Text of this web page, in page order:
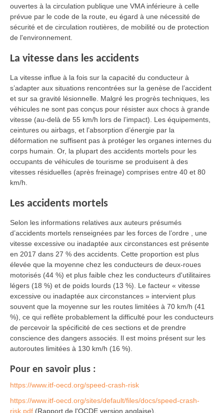
ouvertes à la circulation publique une VMA inférieure à celle
prévue par le code de la route, eu égard à une nécessité de
sécurité et de circulation routières, de mobilité ou de protection
de l'environnement.
La vitesse dans les accidents
La vitesse influe à la fois sur la capacité du conducteur à
s’adapter aux situations rencontrées sur la genèse de l’accident
et sur sa gravité lésionnelle. Malgré les progrès techniques, les
véhicules ne sont pas conçus pour résister aux chocs à grande
vitesse (au-delà de 55 km/h lors de l’impact). Les équipements,
ceintures ou airbags, et l’absorption d’énergie par la
déformation ne suffisent pas à protéger les organes internes du
corps humain. Or, la plupart des accidents mortels pour les
occupants de véhicules de tourisme se produisent à des
vitesses résiduelles (après freinage) comprises entre 40 et 80
km/h.
Les accidents mortels
Selon les informations relatives aux auteurs présumés
d’accidents mortels renseignées par les forces de l’ordre , une
vitesse excessive ou inadaptée aux circonstances est présente
en 2017 dans 27 % des accidents. Cette proportion est plus
élevée que la moyenne chez les conducteurs de deux-roues
motorisés (44 %) et plus faible chez les conducteurs d'utilitaires
légers (18 %) et de poids lourds (13 %). Le facteur « vitesse
excessive ou inadaptée aux circonstances » intervient plus
souvent que la moyenne sur les routes limitées à 70 km/h (41
%), ce qui reflète probablement la difficulté pour les conducteurs
de percevoir la spécificité de ces sections et de prendre
conscience des dangers associés. Il est moins présent sur les
autoroutes limitées à 130 km/h (16 %).
Pour en savoir plus :
https://www.itf-oecd.org/speed-crash-risk
https://www.itf-oecd.org/sites/default/files/docs/speed-crash-
risk.pdf (Rapport de l'OCDE version anglaise).